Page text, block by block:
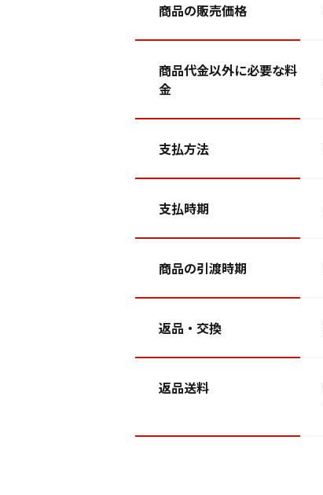
商品の販売価格
商品代金以外に必要な料
金
支払方法
支払時期
商品の引渡時期
返品・交換
返品送料